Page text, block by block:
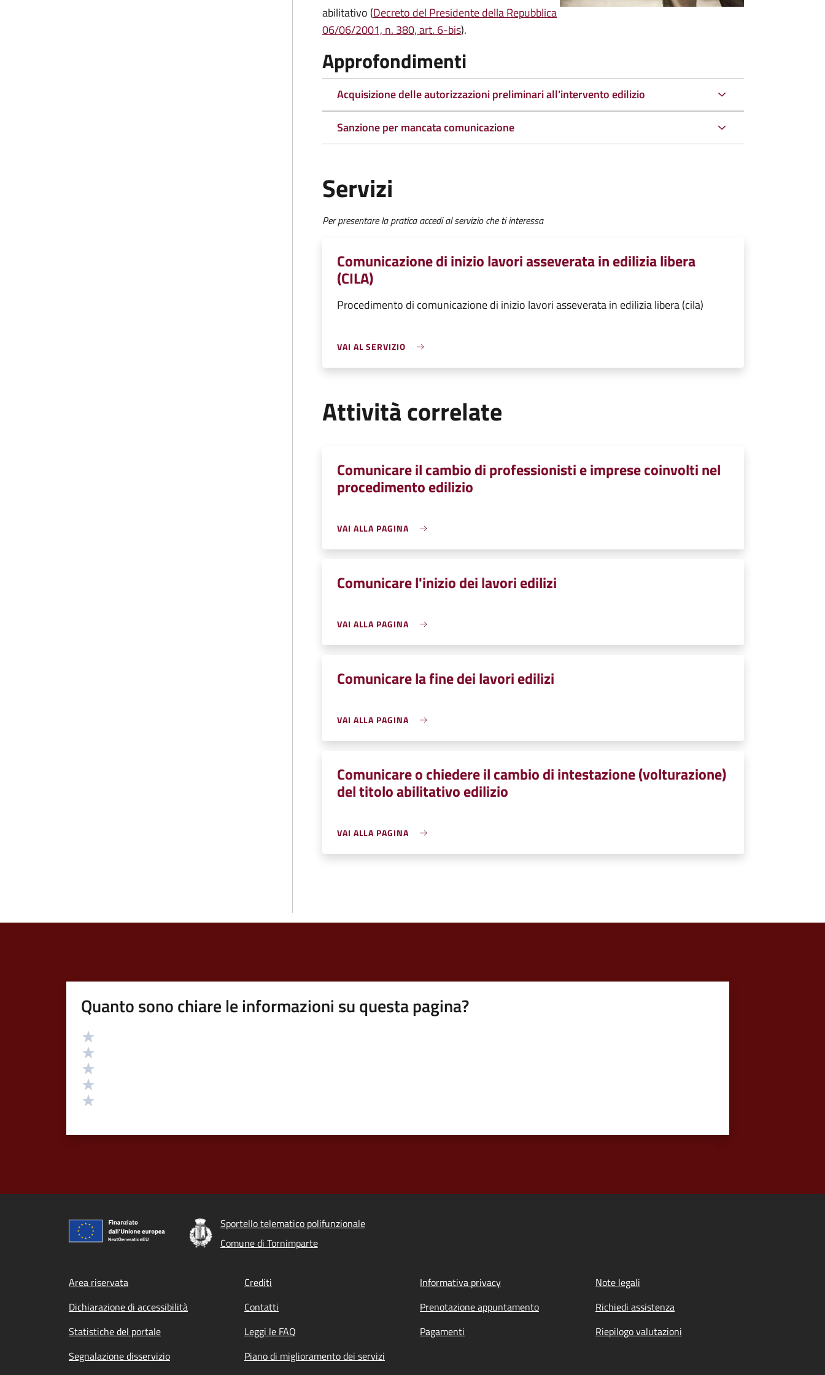
abilitativo (Decreto del Presidente della Repubblica
06/06/2001, n. 380, art. 6-bis).
Approfondimenti
Acquisizione delle autorizzazioni preliminari all'intervento edilizio
Sanzione per mancata comunicazione
Servizi
Per presentare la pratica accedi al servizio che ti interessa
Comunicazione di inizio lavori asseverata in edilizia libera
(CILA)
Procedimento di comunicazione di inizio lavori asseverata in edilizia libera (cila)
VAI AL SERVIZIO
Attività correlate
Comunicare il cambio di professionisti e imprese coinvolti nel
procedimento edilizio
VAI ALLA PAGINA
Comunicare l'inizio dei lavori edilizi
VAI ALLA PAGINA
Comunicare la fine dei lavori edilizi
VAI ALLA PAGINA
Comunicare o chiedere il cambio di intestazione (volturazione)
del titolo abilitativo edilizio
VAI ALLA PAGINA
Quanto sono chiare le informazioni su questa pagina?
Valutazione
Sportello telematico polifunzionale
Comune di Tornimparte
Footer menu
Area riservata Crediti Informativa privacy
Note legali
Dichiarazione di accessibilità
Contatti Prenotazione appuntamento
Richiedi assistenza
Statistiche del portale
Leggi le FAQ Pagamenti
Riepilogo valutazioni
Segnalazione disservizio
Piano di miglioramento dei servizi